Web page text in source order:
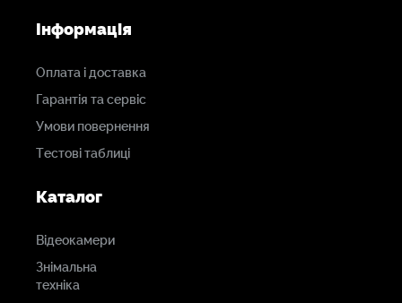
Інформація
Оплата і доставка
Гарантія та сервіс
Умови повернення
Тестові таблиці
Каталог
Відеокамери
Знімальна
техніка